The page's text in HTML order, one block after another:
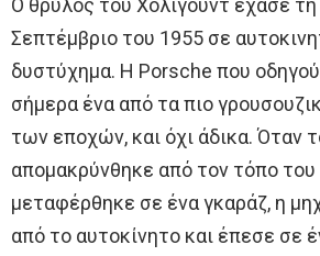
Ο θρύλος του Χόλιγουντ έχασε
Σεπτέμβριο του 1955 σε
δυστύχημα. Η Porsche που
σήμερα ένα από τα πιο
των εποχών, και όχι άδικα. Όταν
απομακρύνθηκε από τον τόπο του
μεταφέρθηκε σε ένα γκαράζ, η
από το αυτοκίνητο και έπεσε σε